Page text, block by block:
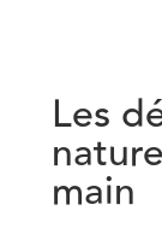
Les
main